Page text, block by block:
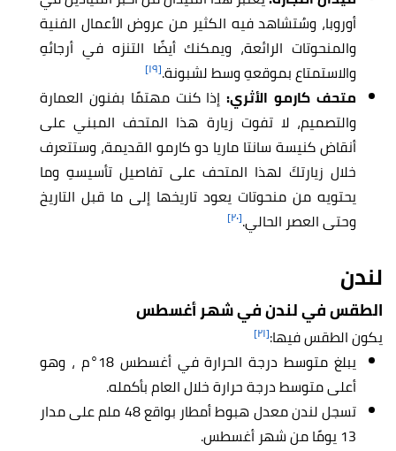
أوروبا، وسُتشاهد فيه الكثير من عروض الأعمال الفنية
والمنحوتات الرائعة، ويمكنك أيضًا التنزه في أرجائهِ
والاستمتاع بموقعهِ وسط لشبونة.[١٩]
متحف كارمو الأثري:إذا كنت مهتمًا بفنون العمارة
والتصميم، لا تفوت زيارة هذا المتحف المبني على
أنقاض كنيسة سانتا ماريا دو كارمو القديمة، وستتعرف
خلال زيارتكَ لهذا المتحف على تفاصيل تأسيسهِ وما
يحتويه من منحوتات يعود تاريخها إلى ما قبل التاريخ
وحتى العصر الحالي.[٢٠]
لندن
الطقس في لندن في شهر أغسطس
يكون الطقس فيها:[٢١]
يبلغ متوسط درجة الحرارة في أغسطس 18°م ، وهو
أعلى متوسط درجة حرارة خلال العام بأكمله.
تسجل لندن معدل هبوط أمطار بواقع 48 ملم على مدار
13 يومًا من شهر أغسطس.